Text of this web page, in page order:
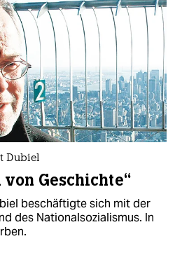
Dubiel
Geschichte“
beschäftigte sich mit der
des Nationalsozialismus. In